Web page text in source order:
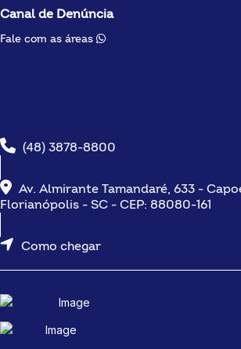
Canal de Denúncia
Fale com as áreas
(48) 3878-8800
Av. Almirante Tamandaré, 633 -
Florianópolis - SC - CEP: 88080-161
Como chegar